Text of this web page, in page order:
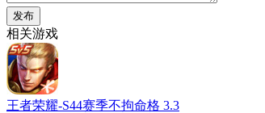
发布
相关游戏
王者荣耀-S44赛季不拘命格 3.3